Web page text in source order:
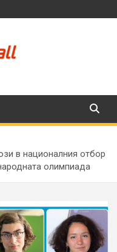
в националния отбор
олимпиада